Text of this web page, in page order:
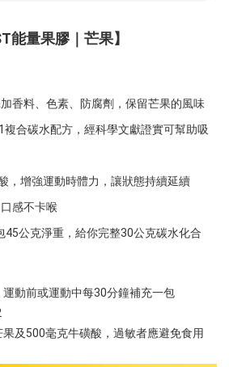
能量果膠｜芒果】
香料、色素、防腐劑，保留芒果的風味
合碳水配方，經科學文獻證實可幫助吸
，增強運動時體力，讓狀態持續延續
感不卡喉
45公克淨重，給你完整30公克碳水化合
動前或運動中每30分鐘補充一包
及500毫克牛磺酸，過敏者應避免食用